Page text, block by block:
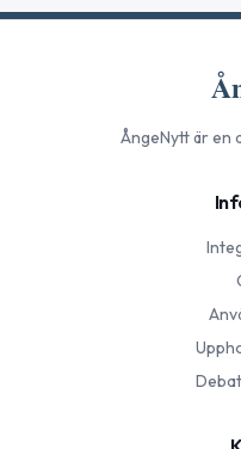
ÅngeNyttär en